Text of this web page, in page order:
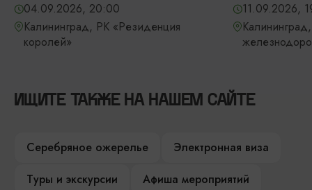
04.09.2026, 20:00
Калининград, РК «Резиденция
королей»
11.09.2026,
ИЩИТЕ ТАКЖЕ НА НАШЕМ САЙТЕ
Серебряное ожерелье
Электронная виза
Туры и экскурсии
Афиша мероприятий